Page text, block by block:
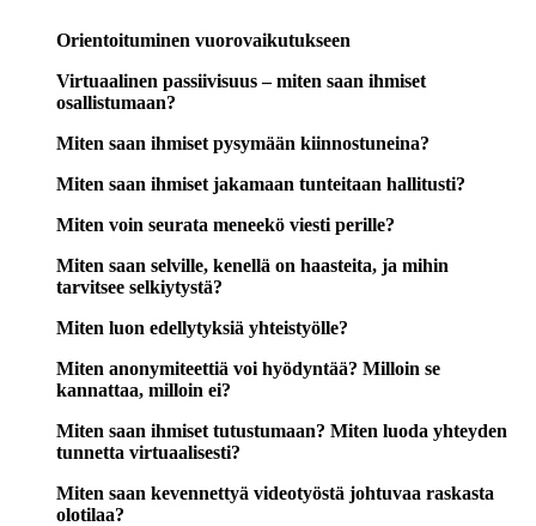
Orientoituminen vuorovaikutukseen
Virtuaalinen passiivisuus – miten saan ihmiset
osallistumaan?
Miten saan ihmiset pysymään kiinnostuneina?
Miten saan ihmiset jakamaan tunteitaan hallitusti?
Miten voin seurata meneekö viesti perille?
Miten saan selville, kenellä on haasteita, ja mihin
tarvitsee selkiytystä?
Miten luon edellytyksiä yhteistyölle?
Miten anonymiteettiä voi hyödyntää? Milloin se
kannattaa, milloin ei?
Miten saan ihmiset tutustumaan? Miten luoda yhteyden
tunnetta virtuaalisesti?
Miten saan kevennettyä videotyöstä johtuvaa raskasta
olotilaa?